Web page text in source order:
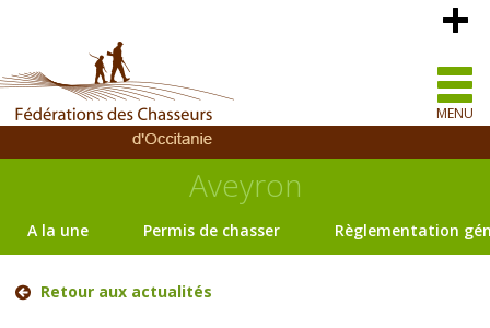
MENU
Aveyron
A la une Permis de chasser Règlementation
Retour aux actualités